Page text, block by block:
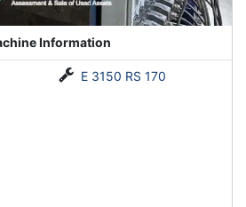
Information
E 3150 RS 170